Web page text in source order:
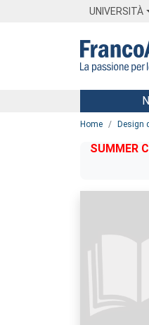
UNIVERSITÀ
Menu
Home Design
SUMMER